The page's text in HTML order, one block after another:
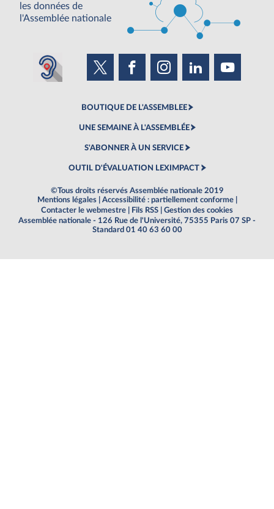
les données de
l'Assemblée nationale
BOUTIQUE DE L'ASSEMBLEE
UNE SEMAINE À L'ASSEMBLÉE
S'ABONNER À UN SERVICE
OUTIL D'ÉVALUATION LEXIMPACT
©Tous droits réservés Assemblée nationale 2019
Mentions légales
Accessibilité : partiellement conforme
Contacter le webmestre
Fils RSS
Gestion des cookies
Assemblée nationale - 126 Rue de l'Université, 75355 Paris 07 SP -
Standard 01 40 63 60 00